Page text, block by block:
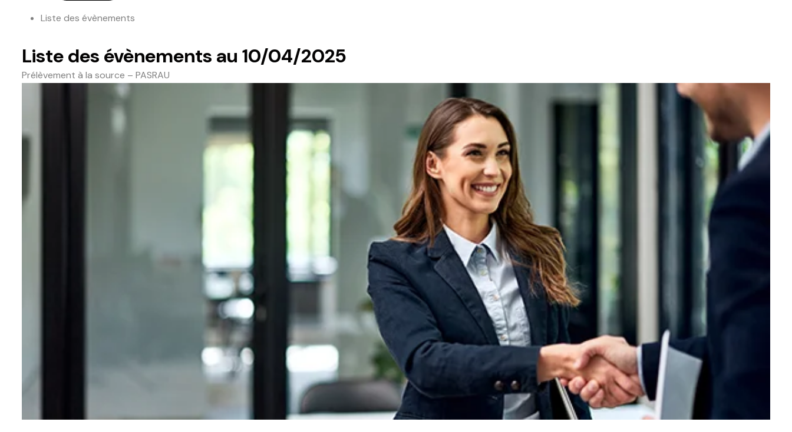
Liste des évènements
Liste des évènements au 10/04/2025
Prélèvement à la source – PASRAU